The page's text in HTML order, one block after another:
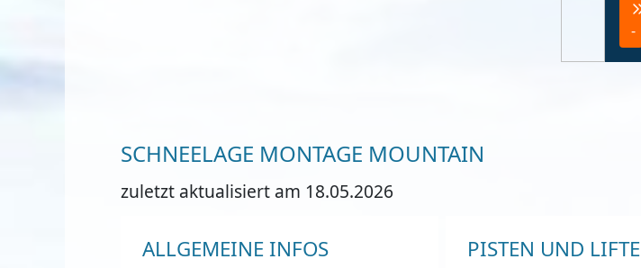
-
SCHNEELAGE MONTAGE MOUNTAIN
zuletzt aktualisiert am 18.05.2026
ALLGEMEINE INFOS PISTEN UND LIFTE